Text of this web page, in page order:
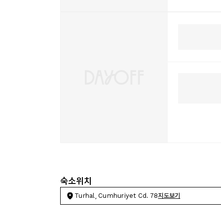
숙소위치
Turhal, Cumhuriyet Cd. 78지도보기